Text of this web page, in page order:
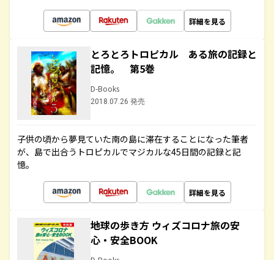
詳細を見る
とろとろトロピカル ある旅の記録と
記憶。 第5巻
D-Books
2018.07.26 発売
子供の頃から夢見ていた南の島に滞在することになった筆者
が、島で出合うトロピカルでマジカルな45日間の記録と記
憶。
詳細を見る
地球の歩き方 ウィズコロナ旅の安
心・安全BOOK